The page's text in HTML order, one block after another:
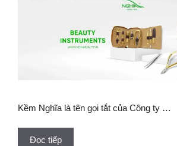
Kềm Nghĩa là tên gọi tắt của Công ty …
Đọc tiếp